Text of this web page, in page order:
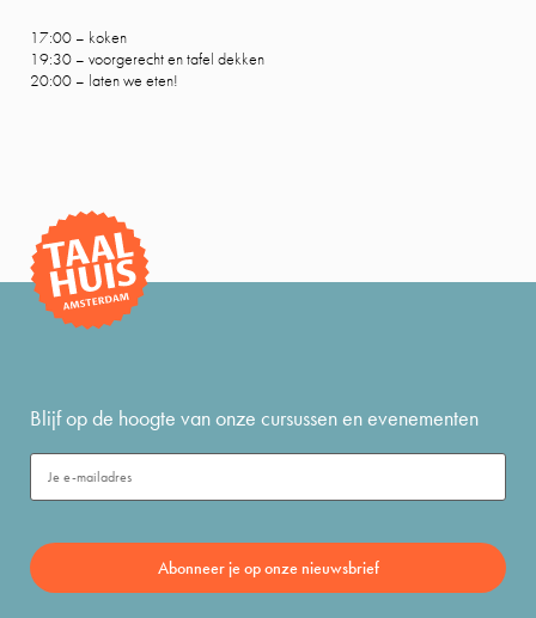
17:00 – koken
19:30 – voorgerecht en tafel dekken
20:00 – laten we eten!
Blijf op de hoogte van onze cursussen en evenementen